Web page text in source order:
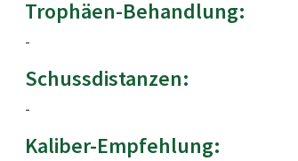
Trophäen-Behandlung:
-
Schussdistanzen:
-
Kaliber-Empfehlung: